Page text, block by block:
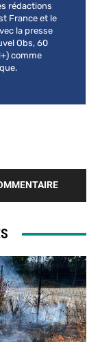
rédactions
France et le
la presse
Obs, 60
comme